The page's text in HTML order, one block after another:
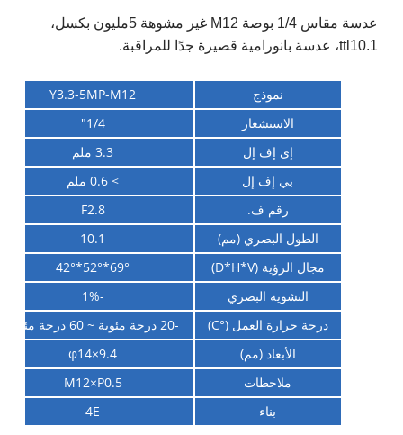
عدسة مقاس 1/4 بوصة M12 غير مشوهة 5 مليون بكسل،
ttl10.1، عدسة بانورامية قصيرة جدًا للمراقبة.
نموذج
Y3.3-5MP-M12
الاستشعار
1/4"
إي إف إل
3.3 ملم
بي إف إل
> 0.6 ملم
رقم ف.
F2.8
الطول البصري (مم)
10.1
مجال الرؤية (D*H*V)
69°*52
°
*42
°
التشويه البصري
-1%
درجة حرارة العمل (°C)
-20 درجة مئوية ~ 60 درجة مئوية
الأبعاد (مم)
φ14×9.4
ملاحظات
M12×P0.5
بناء
4E